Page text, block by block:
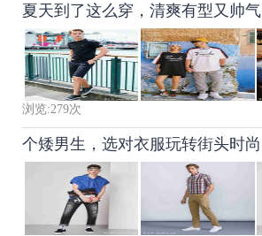
夏天到了这么穿，清爽有型又帅气
浏览:279次
个矮男生，选对衣服玩转街头时尚